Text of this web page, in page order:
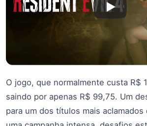
O jogo, que normalmente custa R$
saindo por apenas R$ 99,75. Um
para um dos títulos mais aclamados